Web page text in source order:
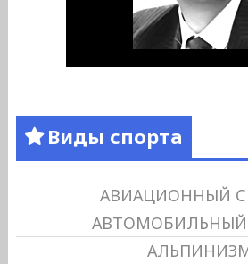
Виды спорта
АВИАЦИОННЫЙ
АВТОМОБИЛЬНЫЙ